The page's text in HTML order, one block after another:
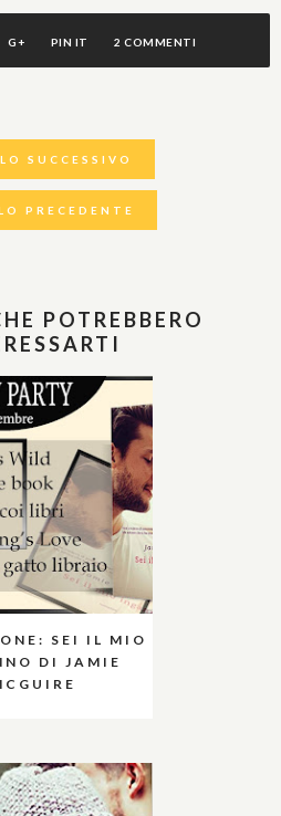
G+ PIN IT 2 COMMENTI
SUCCESSIVO
PRECEDENTE
POTREBBERO
SEI IL MIO
DI JAMIE